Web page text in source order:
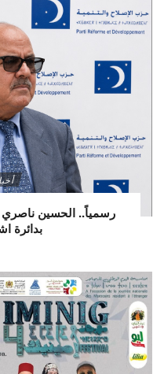
رسمياً.. الحسين ناصري
بدائرة